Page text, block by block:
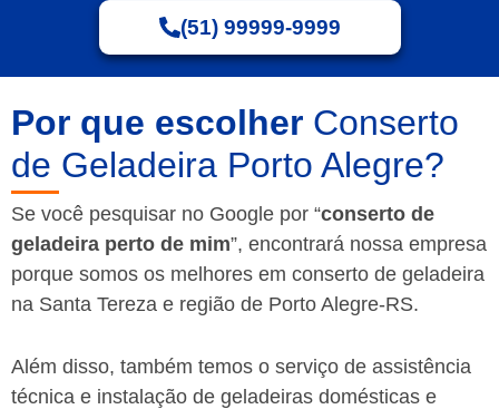
(51) 99999-9999
Por que escolher Conserto
de Geladeira Porto Alegre?
Se você pesquisar no Google por “conserto de
geladeira perto de mim”, encontrará nossa empresa
porque somos os melhores em conserto de geladeira
na Santa Tereza e região de Porto Alegre-RS.
Além disso, também temos o serviço de assistência
técnica e instalação de geladeiras domésticas e